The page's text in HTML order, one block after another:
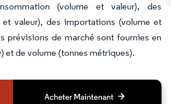
(volume et valeur), des
valeur), des importations (volume et
prévisions de marché sont fournies en
et de volume (tonnes métriques).